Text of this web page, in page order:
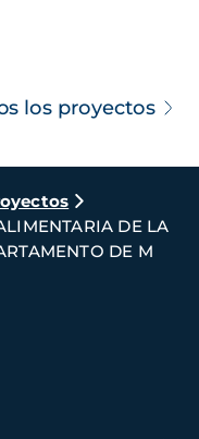
los proyectos
DE LA
DE M